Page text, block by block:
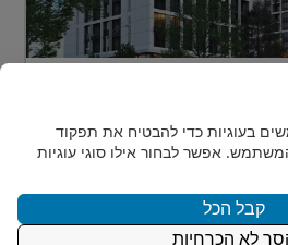
מעבר לים, מדינה אחת
בראש הרשימה של משקיעים
...
בעוגיות כדי להבטיח את תפקוד
אפשר לבחור אילו סוגי עוגיות
קבל הכל
לא הכרחיות